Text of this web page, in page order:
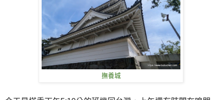
撫養城